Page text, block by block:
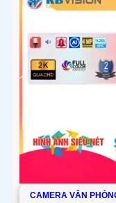
CAMERA VĂN